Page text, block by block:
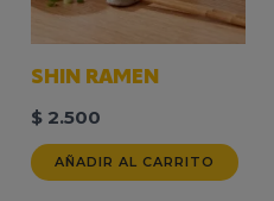
SHIN RAMEN
$ 2.500
AÑADIR AL CARRITO